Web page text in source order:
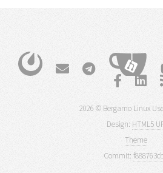
2026 © Bergamo Linux
Design: HTML5
Theme
Commit: